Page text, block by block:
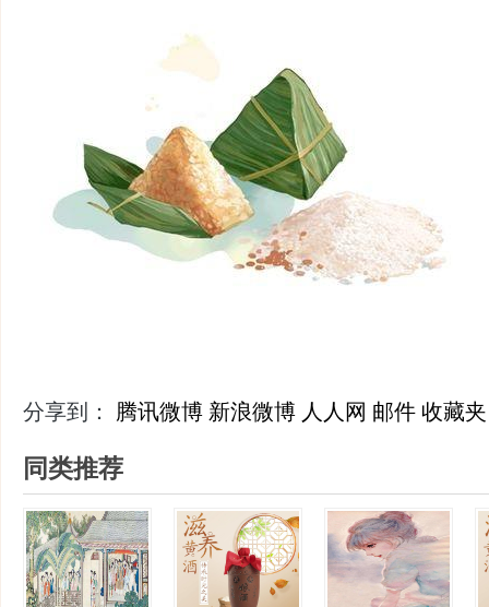
分享到： 腾讯微博 新浪微博 人人网 邮件 收藏夹
同类推荐